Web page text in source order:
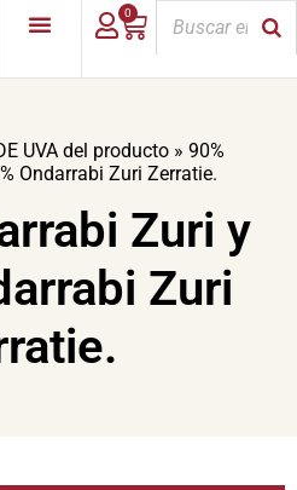
0
UVA del producto» 90%
Ondarrabi Zuri Zerratie.
Zuri y
Zuri